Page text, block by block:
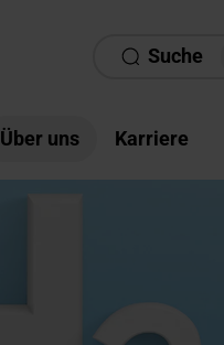
Suche
Über uns Karriere